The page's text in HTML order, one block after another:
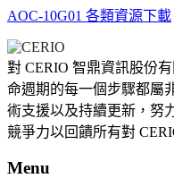
AOC-10G01 各類資源下載
對 CERIO 智鼎資訊股份
命週期的每一個步驟都屬
術支援以及持續更新，努
競爭力以回饋所有對
Menu